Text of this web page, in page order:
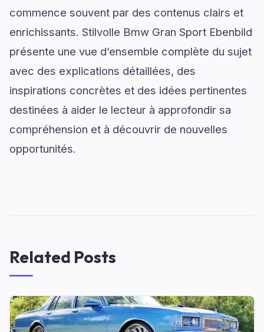
commence souvent par des contenus clairs et
enrichissants. Stilvolle Bmw Gran Sport Ebenbild
présente une vue d’ensemble complète du sujet
avec des explications détaillées, des
inspirations concrètes et des idées pertinentes
destinées à aider le lecteur à approfondir sa
compréhension et à découvrir de nouvelles
opportunités.
Related Posts